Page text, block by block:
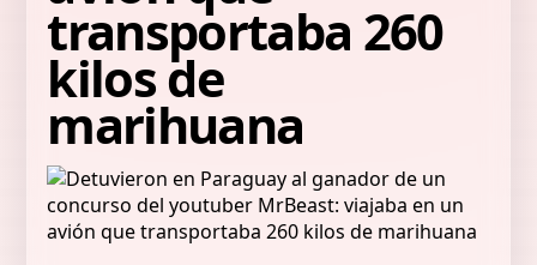
transportaba 260
kilos de
marihuana